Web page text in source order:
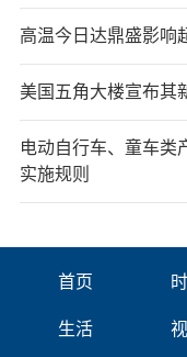
高温今日达鼎盛影响
美国五角大楼宣布其
电动自行车、童车类
实施规则
首页
生活